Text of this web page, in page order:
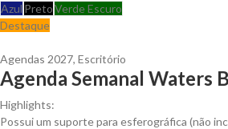
Azul PretoVerde Escuro
Destaque
Agendas 2027, Escritório
Agenda Semanal Waters
Highlights:
Possui um suporte para esferográfica (não